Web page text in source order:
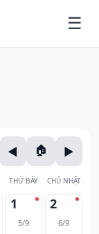
THỨ BẢY CHỦ NHẬT
1
5/9
2
6/9